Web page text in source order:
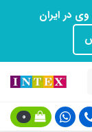
در ایران
0